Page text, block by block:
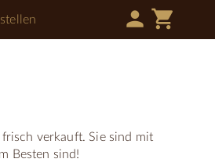
person shopping_cart
verkauft. Sie sind mit
Besten sind!